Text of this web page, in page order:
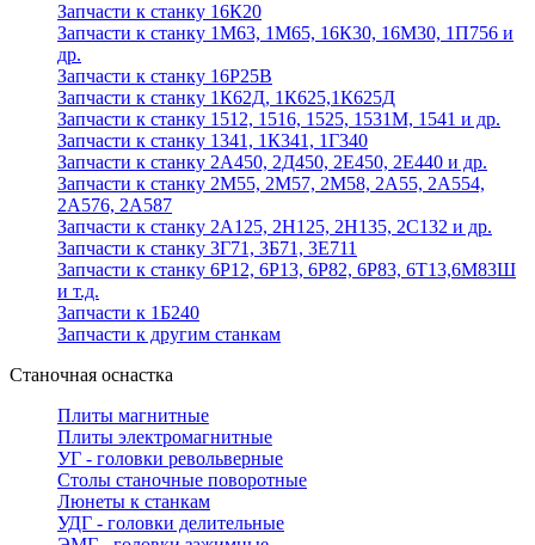
Запчасти к станку 16К20
Запчасти к станку 1М63, 1М65, 16К30, 16М30, 1П756 и
др.
Запчасти к станку 16Р25В
Запчасти к станку 1К62Д, 1К625,1К625Д
Запчасти к станку 1512, 1516, 1525, 1531М, 1541 и др.
Запчасти к станку 1341, 1К341, 1Г340
Запчасти к станку 2А450, 2Д450, 2Е450, 2Е440 и др.
Запчасти к станку 2М55, 2М57, 2М58, 2А55, 2А554,
2А576, 2А587
Запчасти к станку 2А125, 2Н125, 2Н135, 2С132 и др.
Запчасти к станку 3Г71, 3Б71, 3Е711
Запчасти к станку 6Р12, 6Р13, 6Р82, 6Р83, 6Т13,6М83Ш
и т.д.
Запчасти к 1Б240
Запчасти к другим станкам
Станочная оснастка
Плиты магнитные
Плиты электромагнитные
УГ - головки револьверные
Столы станочные поворотные
Люнеты к станкам
УДГ - головки делительные